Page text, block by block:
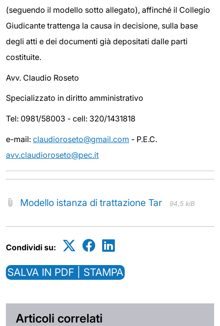
(seguendo il modello sotto allegato), affinché il Collegio
Giudicante trattenga la causa in decisione, sulla base
degli atti e dei documenti già depositati dalle parti
costituite.
Avv. Claudio Roseto
Specializzato in diritto amministrativo
Tel: 0981/58003 - cell: 320/1431818
e-mail: claudioroseto@gmail.com - P.E.C.
avv.claudioroseto@pec.it
Modello istanza di trattazione Tar 94,5 kiB
Condividi su:
SALVA IN PDF | STAMPA
Articoli correlati